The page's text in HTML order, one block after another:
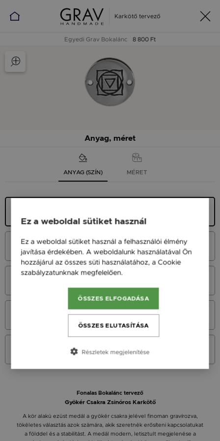
Karkötő tervező
Egyedi Grav Bokalánc 8 800 Ft
Anyag, méret
ANYAG (SZÍN) MÉRET
Fehér Arany 14K
45 900 Ft
Vörös Arany 14K
Sárga Arany 14K
Fonalas Bokalánc tervező
Gyökér Csakra Zsinóros Karkötő
A kör alakú ezüst medál a gyökér csakra jelével finoman gravírozva,
tökéletes választás azok számára, akik szeretnék erősíteni kapcsolatukat
a földdel és a stabilitást. A medál modern, letisztult megjelenése a
Ez a weboldal sütiket használ
Ez a weboldal sütiket használ a felhasználói élmény
javítása érdekében. A weboldalunk használatával Ön
hozzájárul az összes süti használatához, a Cookie
szabályzatunknak megfelelően.
ÖSSZES ELFOGADÁSA
ÖSSZES ELUTASÍTÁSA
Részletek megjelenítése